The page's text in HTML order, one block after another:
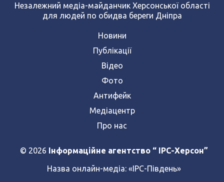
Незалежний медіа-майданчик Херсонської області
для людей по обидва береги Дніпра
Новини
Публікації
Відео
Фото
Антифейк
Медіацентр
Про нас
© 2026 Інформаційне агентство “ IPC-Херсон”
Назва онлайн-медіа: «ІРС-Південь»